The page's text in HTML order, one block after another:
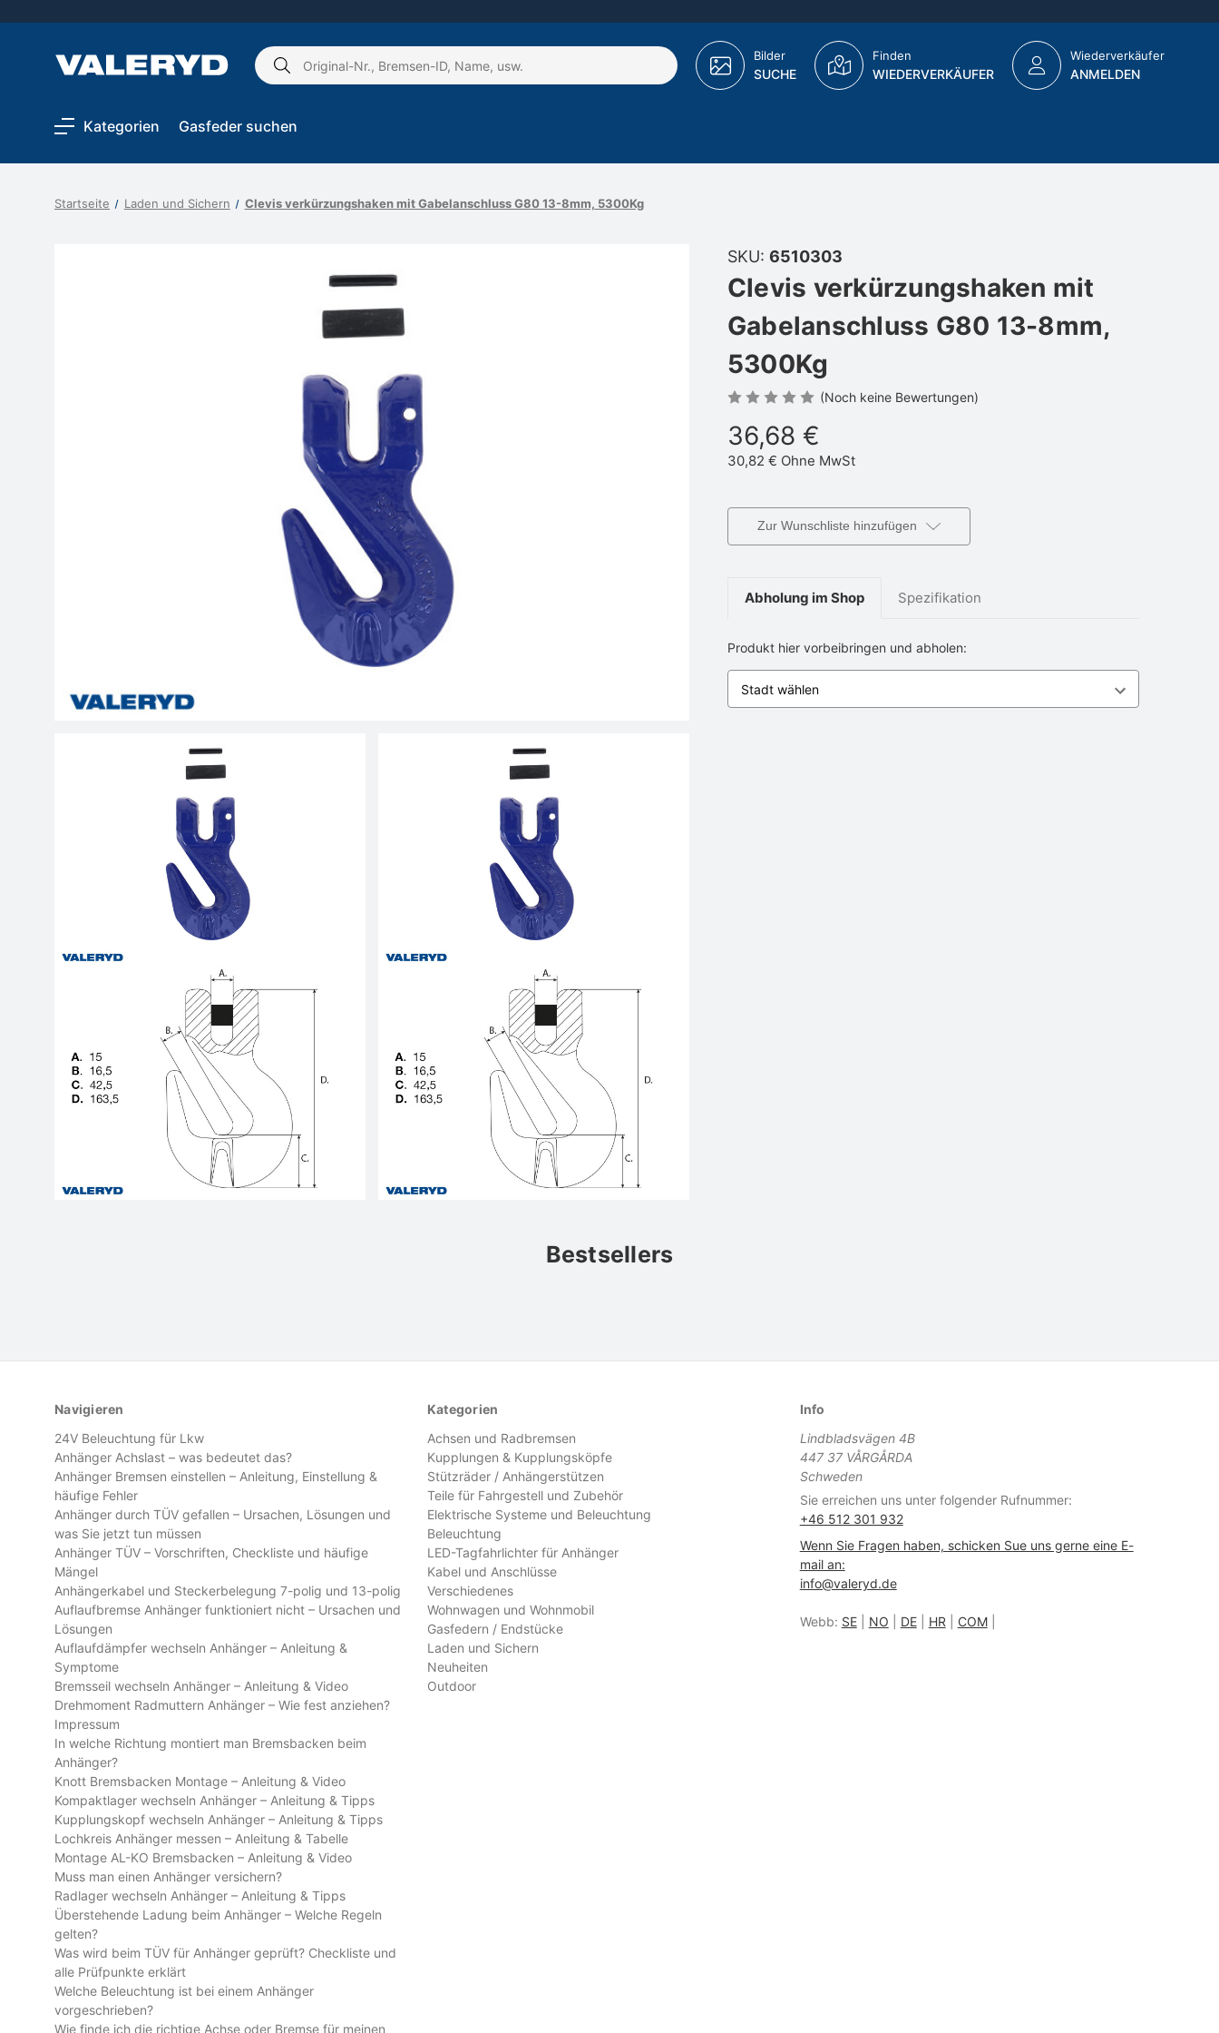
Schlagwort
Bilder
SUCHE
Finden
WIEDERVERKÄUFER
Wiederverkäufer
ANMELDEN
Kategorien Gasfeder suchen
Startseite Laden und Sichern Clevis verkürzungshaken mit Gabelanschluss G80 13-8mm, 5300Kg
SKU: 6510303
Clevis verkürzungshaken mit
Gabelanschluss G80 13-8mm,
5300Kg
(Noch keine Bewertungen)
36,68 €
30,82 € Ohne MwSt
Zur Wunschliste hinzufügen
Abholung im Shop Spezifikation
Produkt hier vorbeibringen und abholen:
Bestsellers
Navigieren
24V Beleuchtung für Lkw
Anhänger Achslast – was bedeutet das?
Anhänger Bremsen einstellen – Anleitung, Einstellung &
häufige Fehler
Anhänger durch TÜV gefallen – Ursachen, Lösungen und
was Sie jetzt tun müssen
Anhänger TÜV – Vorschriften, Checkliste und häufige
Mängel
Anhängerkabel und Steckerbelegung 7-polig und 13-polig
Auflaufbremse Anhänger funktioniert nicht – Ursachen und
Lösungen
Auflaufdämpfer wechseln Anhänger – Anleitung &
Symptome
Bremsseil wechseln Anhänger – Anleitung & Video
Drehmoment Radmuttern Anhänger – Wie fest anziehen?
Impressum
In welche Richtung montiert man Bremsbacken beim
Anhänger?
Knott Bremsbacken Montage – Anleitung & Video
Kompaktlager wechseln Anhänger – Anleitung & Tipps
Kupplungskopf wechseln Anhänger – Anleitung & Tipps
Lochkreis Anhänger messen – Anleitung & Tabelle
Montage AL-KO Bremsbacken – Anleitung & Video
Muss man einen Anhänger versichern?
Radlager wechseln Anhänger – Anleitung & Tipps
Überstehende Ladung beim Anhänger – Welche Regeln
gelten?
Was wird beim TÜV für Anhänger geprüft? Checkliste und
alle Prüfpunkte erklärt
Welche Beleuchtung ist bei einem Anhänger
vorgeschrieben?
Wie finde ich die richtige Achse oder Bremse für meinen
Kategorien
Achsen und Radbremsen
Kupplungen & Kupplungsköpfe
Stützräder / Anhängerstützen
Teile für Fahrgestell und Zubehör
Elektrische Systeme und Beleuchtung
Beleuchtung
LED-Tagfahrlichter für Anhänger
Kabel und Anschlüsse
Verschiedenes
Wohnwagen und Wohnmobil
Gasfedern / Endstücke
Laden und Sichern
Neuheiten
Outdoor
Info
Lindbladsvägen 4B
447 37 VÅRGÅRDA
Schweden
Sie erreichen uns unter folgender Rufnummer:
+46 512 301 932
Wenn Sie Fragen haben, schicken Sue uns gerne eine E-
mail an:
info@valeryd.de
Webb: SE| NO DE| HR| COM|